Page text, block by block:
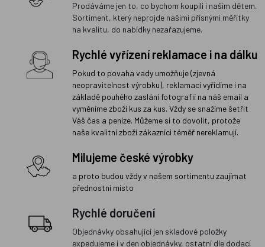
Prodáváme jen to, co bychom koupili i našim dětem.
Sortiment, který neprojde našimi přísnými měřítky
na kvalitu, do nabídky nezařazujeme.
Rychlé vyřízení reklamace i na dálku
Pokud to povaha vady umožňuje (zjevná
neopravitelnost výrobku), reklamaci vyřídíme i na
základě pouhého zaslání fotografií na náš email a
vyměníme zboží kus za kus. Vždy se snažíme šetřit
Váš čas a peníze. Můžeme si to dovolit, protože
naše kvalitní zboží zákazníci téměř nereklamují.
Milujeme české výrobky
a proto budou vždy v našem sortimentu zaujímat
přednostní místo
Rychlé doručení
Objednávky obsahující jen skladové položky
expedujeme i v den objednávky, ostatní dle dodací